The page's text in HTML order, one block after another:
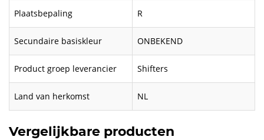
Plaatsbepaling R
Secundaire basiskleur ONBEKEND
Product groep leverancier Shifters
Land van herkomst NL
Vergelijkbare producten